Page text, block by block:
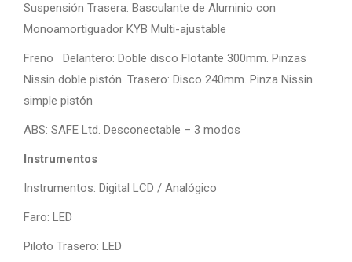
Suspensión Trasera: Basculante de Aluminio con
Monoamortiguador KYB Multi-ajustable
Freno Delantero: Doble disco Flotante 300mm. Pinzas
Nissin doble pistón. Trasero: Disco 240mm. Pinza Nissin
simple pistón
ABS: SAFE Ltd. Desconectable – 3 modos
Instrumentos
Instrumentos: Digital LCD / Analógico
Faro: LED
Piloto Trasero: LED